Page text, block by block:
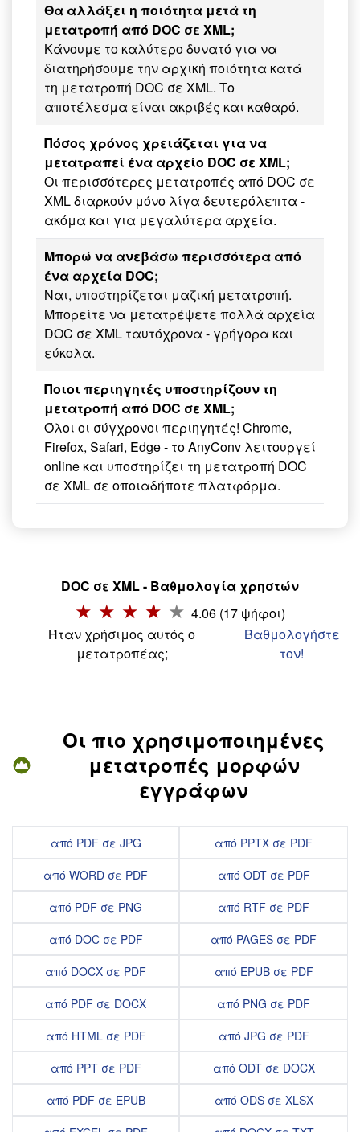
Θα αλλάξει η ποιότητα μετά τη
μετατροπή από DOC σε XML;
Κάνουμε το καλύτερο δυνατό για να
διατηρήσουμε την αρχική ποιότητα κατά
τη μετατροπή DOC σε XML. Το
αποτέλεσμα είναι ακριβές και καθαρό.
Πόσος χρόνος χρειάζεται για να
μετατραπεί ένα αρχείο DOC σε XML;
Οι περισσότερες μετατροπές από DOC σε
XML διαρκούν μόνο λίγα δευτερόλεπτα -
ακόμα και για μεγαλύτερα αρχεία.
Μπορώ να ανεβάσω περισσότερα από
ένα αρχεία DOC;
Ναι, υποστηρίζεται μαζική μετατροπή.
Μπορείτε να μετατρέψετε πολλά αρχεία
DOC σε XML ταυτόχρονα - γρήγορα και
εύκολα.
Ποιοι περιηγητές υποστηρίζουν τη
μετατροπή από DOC σε XML;
Όλοι οι σύγχρονοι περιηγητές! Chrome,
Firefox, Safari, Edge - το AnyConv λειτουργεί
online και υποστηρίζει τη μετατροπή DOC
σε XML σε οποιαδήποτε πλατφόρμα.
DOC σε XML - Βαθμολογία χρηστών
4.06 (17 ψήφοι)
Ήταν χρήσιμος αυτός ο
μετατροπέας;
Βαθμολογήστε
τον!
Οι πιο χρησιμοποιημένες
μετατροπές μορφών
εγγράφων
από PDF σε JPG
από WORD σε PDF
από PDF σε PNG
από DOC σε PDF
από DOCX σε PDF
από PDF σε DOCX
από HTML σε PDF
από PPT σε PDF
από PDF σε EPUB
από PPTX σε PDF
από ODT σε PDF
από RTF σε PDF
από PAGES σε PDF
από EPUB σε PDF
από PNG σε PDF
από JPG σε PDF
από ODT σε DOCX
από ODS σε XLSX